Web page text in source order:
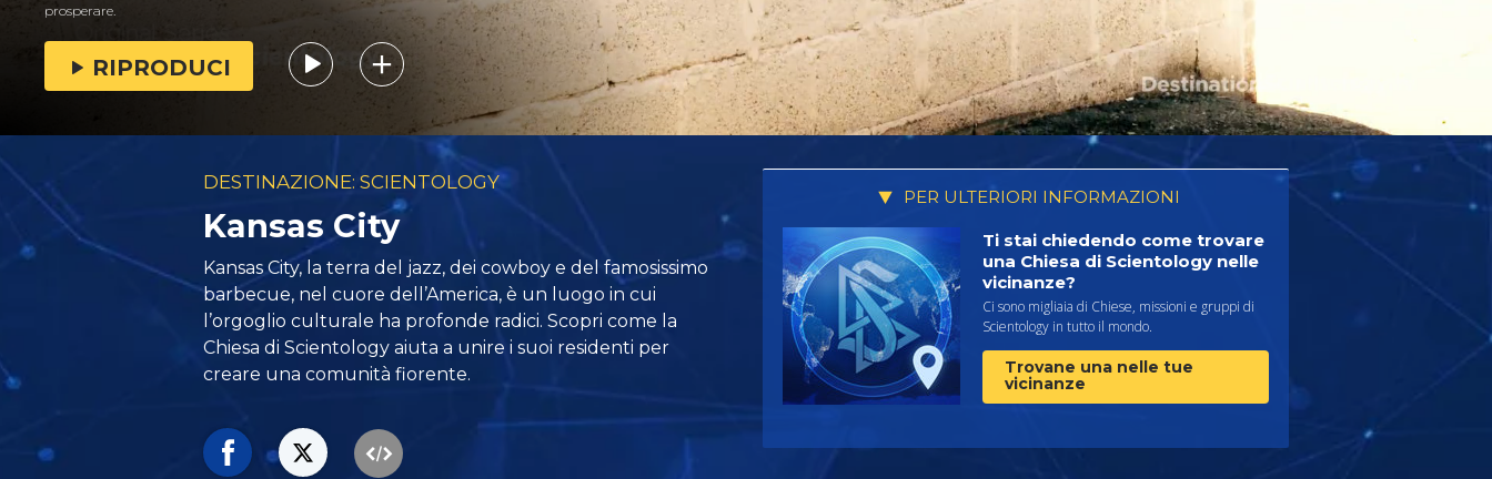
prosperare.
RIPRODUCI
DESTINAZIONE: SCIENTOLOGY
Kansas City
Kansas City, la terra del jazz, dei cowboy e del famosissimo
barbecue, nel cuore dell’America, è un luogo in cui
l’orgoglio culturale ha profonde radici. Scopri come la
Chiesa di Scientology aiuta a unire i suoi residenti per
creare una comunità fiorente.
PER ULTERIORI INFORMAZIONI
Ti stai chiedendo come trovare
una Chiesa di Scientology nelle
vicinanze?
Ci sono migliaia di Chiese, missioni e gruppi di
Scientology in tutto il mondo.
Trovane una nelle tue
vicinanze